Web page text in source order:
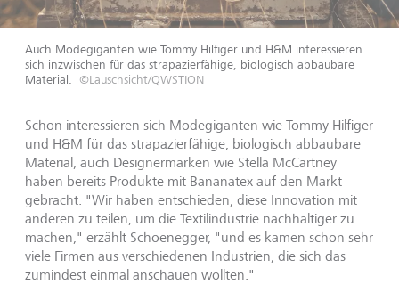
Auch Modegiganten wie Tommy Hilfiger und H&M interessieren
sich inzwischen für das strapazierfähige, biologisch abbaubare
Material.
©Lauschsicht/QWSTION
Schon interessieren sich Modegiganten wie Tommy Hilfiger
und H&M für das strapazierfähige, biologisch abbaubare
Material, auch Designermarken wie Stella McCartney
haben bereits Produkte mit Bananatex auf den Markt
gebracht. "Wir haben entschieden, diese Innovation mit
anderen zu teilen, um die Textilindustrie nachhaltiger zu
machen," erzählt Schoenegger, "und es kamen schon sehr
viele Firmen aus verschiedenen Industrien, die sich das
zumindest einmal anschauen wollten."